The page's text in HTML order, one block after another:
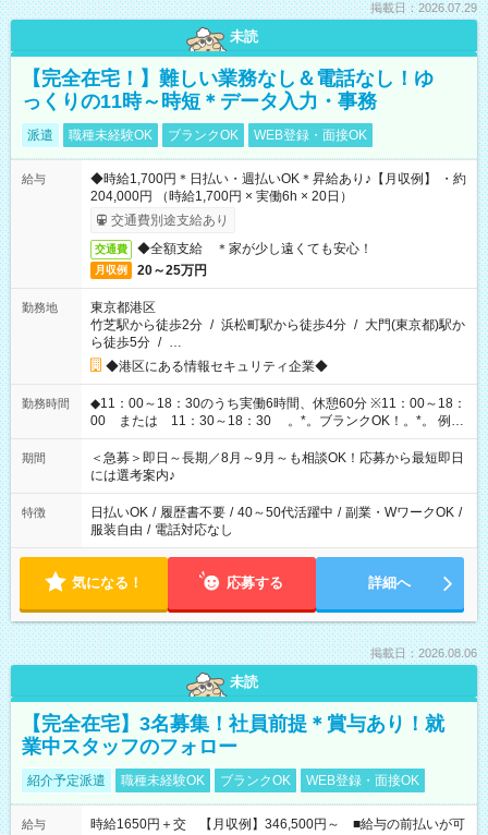
掲載日：2026.07.29
未読
【完全在宅！】難しい業務なし＆電話なし！ゆ
っくりの11時～時短＊データ入力・事務
派遣 職種未経験OK ブランクOK WEB登録・面接OK
給与
◆時給1,700円＊日払い・週払いOK＊昇給あり♪【月収例】 ・約
204,000円 （時給1,700円 × 実働6h × 20日）
交通費別途支給あり
交通費 ◆全額支給 ＊家が少し遠くても安心！
月収例 20～25万円
勤務地
東京都港区
竹芝駅から徒歩2分 / 浜松町駅から徒歩4分 / 大門(東京都)駅か
ら徒歩5分 / …
◆港区にある情報セキュリティ企業◆
勤務時間
◆11：00～18：30のうち実働6時間、休憩60分 ※11：00～18：
00 または 11：30～18：30 。*。ブランクOK！。*。 例え
ば前職が、 在宅/財団法人/事務/コールセンター/受付/販売/カフェ
スタッフ スイーツ販売/ホテルフロント/化粧品販売/など 様々な
業界から入社して活躍されています♪
期間
＜急募＞即日～長期／8月～9月～も相談OK！応募から最短即日
には選考案内♪
特徴 日払いOK / 履歴書不要 / 40～50代活躍中 / 副業・WワークOK /
服装自由 / 電話対応なし
気になる！ 応募する 詳細へ
掲載日：2026.08.06
未読
【完全在宅】3名募集！社員前提＊賞与あり！就
業中スタッフのフォロー
紹介予定派遣 職種未経験OK ブランクOK WEB登録・面接OK
給与
時給1650円＋交 【月収例】346,500円～ ■給与の前払いが可